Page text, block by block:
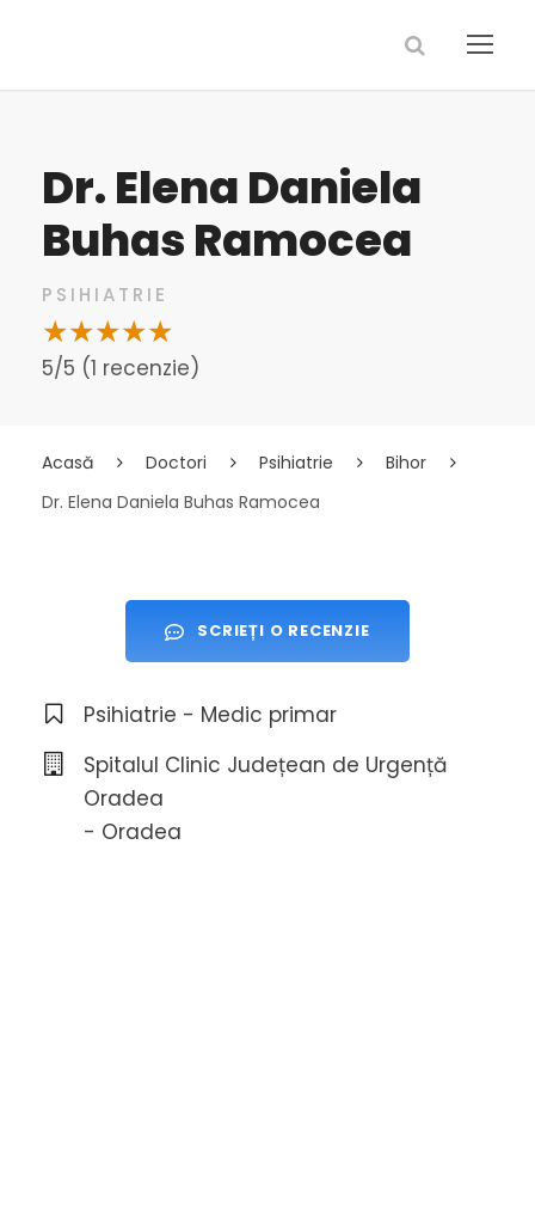
Dr. Elena Daniela
Buhas Ramocea
PSIHIATRIE
5/5 (1 recenzie)
Acasă Doctori Psihiatrie
Bihor
Dr. Elena Daniela Buhas Ramocea
SCRIEȚI O RECENZIE
Psihiatrie - Medic primar
Spitalul Clinic Județean de Urgență
Oradea
- Oradea